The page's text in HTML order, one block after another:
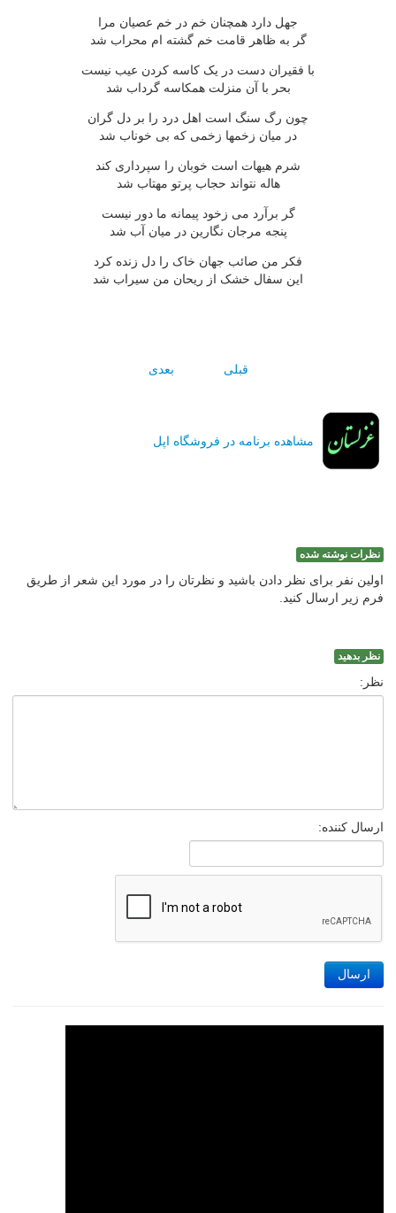
جهل دارد همچنان خم در خم عصيان مرا
گر به ظاهر قامت خم گشته ام محراب شد
با فقيران دست در يک کاسه کردن عيب نيست
بحر با آن منزلت همکاسه گرداب شد
چون رگ سنگ است اهل درد را بر دل گران
در ميان زخمها زخمى که بى خوناب شد
شرم هيهات است خوبان را سپردارى کند
هاله نتواند حجاب پرتو مهتاب شد
گر برآرد مى زخود پيمانه ما دور نيست
پنجه مرجان نگارين در ميان آب شد
فکر من صائب جهان خاک را دل زنده کرد
اين سفال خشک از ريحان من سيراب شد
قبلی بعدی
مشاهده برنامه در فروشگاه اپل
نظرات نوشته شده
اولین نفر برای نظر دادن باشید و نظرتان را در مورد این شعر از طریق
فرم زیر ارسال کنید.
نظر بدهید
نظر:
ارسال کننده:
ارسال